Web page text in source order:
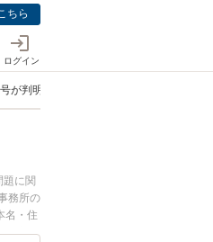
ちら
ログイン
が判明に強い弁護士
に関
務所の
名・住
『初回